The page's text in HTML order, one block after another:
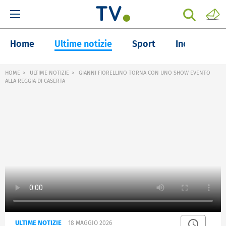
Home Ultime notizie Sport Inchieste
HOME ULTIME NOTIZIE
GIANNI FIORELLINO TORNA CON UNO SHOW EVENTO
ALLA REGGIA DI CASERTA
ULTIME NOTIZIE 18 MAGGIO 2026